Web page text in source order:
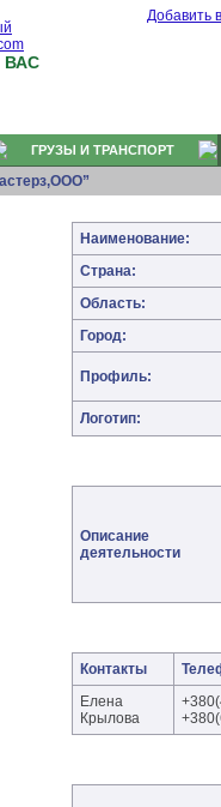
ВАС
Добавить
ГРУЗЫ И ТРАНСПОРТ
Наименование:
Страна:
Область:
Город:
Профиль:
Логотип:
Описание
деятельности
Контакты
Елена
Крылова